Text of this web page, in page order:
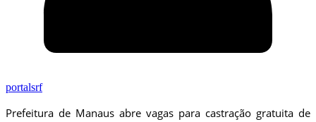
portalsrf
Prefeitura de Manaus abre vagas para castração gratuita de